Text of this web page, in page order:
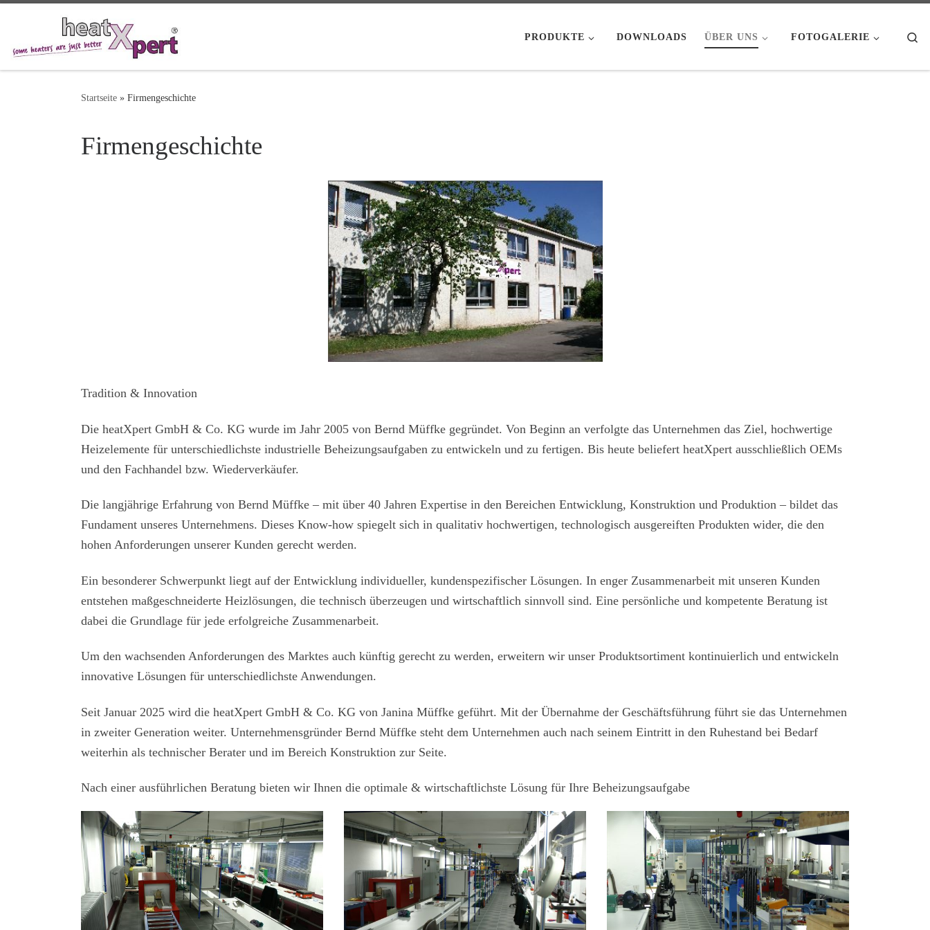
PRODUKTE DOWNLOADS ÜBER UNS FOTOGALERIE
Startseite » Firmengeschichte
Firmengeschichte
Tradition & Innovation
Die heatXpert GmbH & Co. KG wurde im Jahr 2005 von Bernd Müffke gegründet. Von Beginn an verfolgte das Unternehmen das Ziel, hochwertige
Heizelemente für unterschiedlichste industrielle Beheizungsaufgaben zu entwickeln und zu fertigen. Bis heute beliefert heatXpert ausschließlich OEMs
und den Fachhandel bzw. Wiederverkäufer.
Die langjährige Erfahrung von Bernd Müffke – mit über 40 Jahren Expertise in den Bereichen Entwicklung, Konstruktion und Produktion – bildet das
Fundament unseres Unternehmens. Dieses Know-how spiegelt sich in qualitativ hochwertigen, technologisch ausgereiften Produkten wider, die den
hohen Anforderungen unserer Kunden gerecht werden.
Ein besonderer Schwerpunkt liegt auf der Entwicklung individueller, kundenspezifischer Lösungen. In enger Zusammenarbeit mit unseren Kunden
entstehen maßgeschneiderte Heizlösungen, die technisch überzeugen und wirtschaftlich sinnvoll sind. Eine persönliche und kompetente Beratung ist
dabei die Grundlage für jede erfolgreiche Zusammenarbeit.
Um den wachsenden Anforderungen des Marktes auch künftig gerecht zu werden, erweitern wir unser Produktsortiment kontinuierlich und entwickeln
innovative Lösungen für unterschiedlichste Anwendungen.
Seit Januar 2025 wird die heatXpert GmbH & Co. KG von Janina Müffke geführt. Mit der Übernahme der Geschäftsführung führt sie das Unternehmen
in zweiter Generation weiter. Unternehmensgründer Bernd Müffke steht dem Unternehmen auch nach seinem Eintritt in den Ruhestand bei Bedarf
weiterhin als technischer Berater und im Bereich Konstruktion zur Seite.
Nach einer ausführlichen Beratung bieten wir Ihnen die optimale & wirtschaftlichste Lösung für Ihre Beheizungsaufgabe